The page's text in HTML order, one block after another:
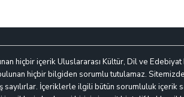
hiçbir içerik Uluslararası Kültür, Dil ve
hiçbir bilgiden sorumlu tutulamaz.
sayılırlar. İçeriklerle ilgili bütün sorumluluk